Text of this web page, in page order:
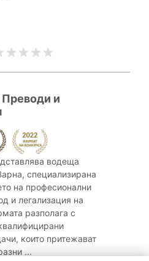
Преводи и
водеща
специализирана
на професионални
и легализация на
разполага с
които притежават
...